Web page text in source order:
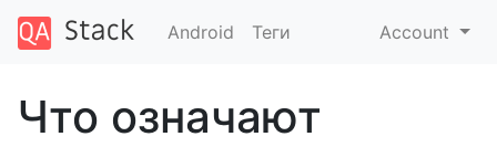
Android Теги Account
Что означают